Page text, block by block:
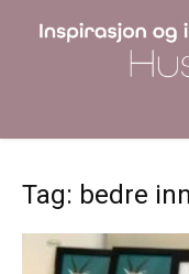
Tag: bedre